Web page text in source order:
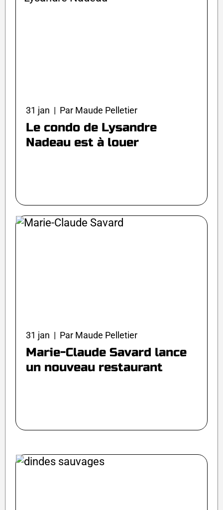
31 jan | Par Maude Pelletier
Le condo de Lysandre
Nadeau est à louer
31 jan | Par Maude Pelletier
Marie-Claude Savard lance
un nouveau restaurant